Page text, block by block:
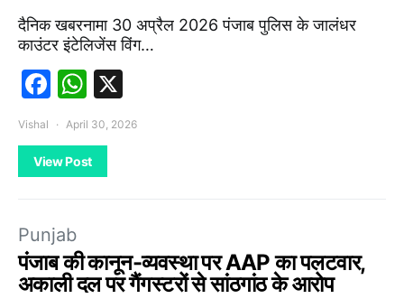
दैनिक खबरनामा 30 अप्रैल 2026 पंजाब पुलिस के जालंधर
काउंटर इंटेलिजेंस विंग…
Facebook
WhatsApp
Vishal April 30, 2026
View Post
Punjab
पंजाब की कानून-व्यवस्था पर AAP का पलटवार,
अकाली दल पर गैंगस्टरों से सांठगांठ के आरोप